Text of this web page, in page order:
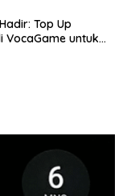
Top Up
VocaGame untuk